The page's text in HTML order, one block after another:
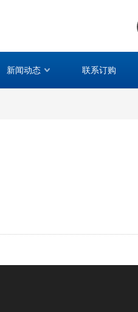
新闻动态 联系订购